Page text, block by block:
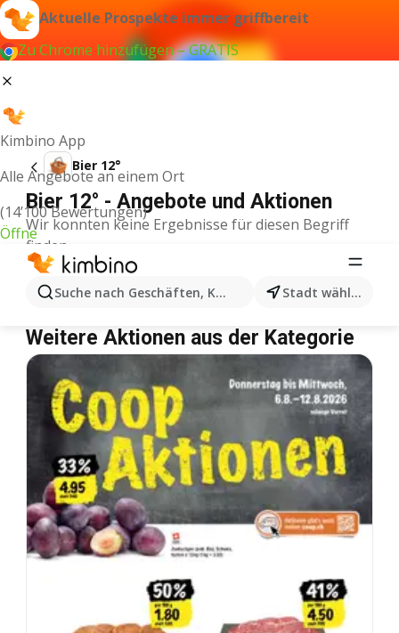
Aktuelle Prospekte immer griffbereit
Zu Chrome hinzufügen – GRATIS
Kimbino App
Alle Angebote an einem Ort
(14’100 Bewertungen)
Öffne
Suche nach Geschäften, Kategorien, Produkten...
Stadt wählen
Bier 12°
Bier 12° - Angebote und Aktionen
Wir konnten keine Ergebnisse für diesen Begriff
finden.
Bier 12° im Angebot – Wo einkaufen?
DennerBier 12° CoopBier 12°
Weitere Aktionen aus der Kategorie